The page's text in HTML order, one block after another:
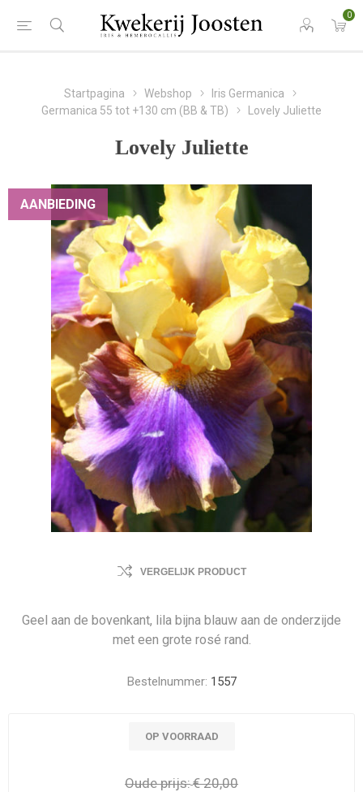
0
Startpagina Webshop
Iris Germanica
Germanica 55 tot +130 cm (BB & TB)
Lovely Juliette
Lovely Juliette
AANBIEDING
VERGELIJK PRODUCT
Geel aan de bovenkant, lila bijna blauw aan de onderzijde
met een grote rosé rand.
Bestelnummer: 1557
OP VOORRAAD
Oude prijs:€ 20,00